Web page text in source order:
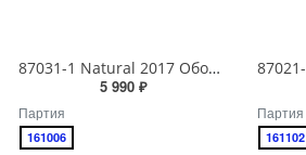
5 990 ₽
Партия
161006
Партия
161102